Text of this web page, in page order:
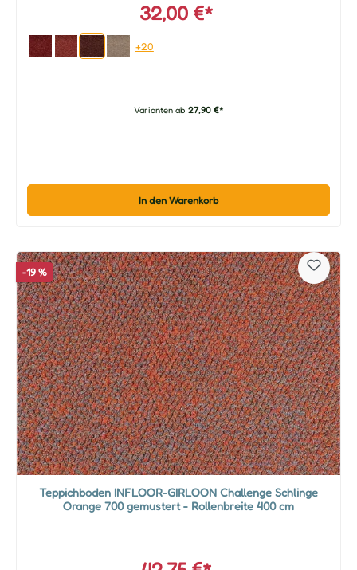
32,00 €*
+20
Varianten ab 27,90 €*
In den Warenkorb
-19 %
Teppichboden INFLOOR-GIRLOON Challenge Schlinge
Orange 700 gemustert - Rollenbreite 400 cm